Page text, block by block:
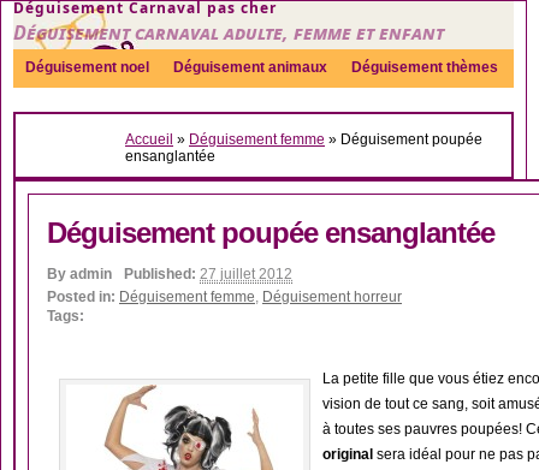
Déguisement Carnaval pas cher
Déguisement carnaval adulte, femme et enfant
Déguisement noel Déguisement animaux Déguisement thèmes
Sexy Déguisement couple Déguisements par genre Idées
Accueil » Déguisement femme » Déguisement poupée
ensanglantée
Déguisement poupée ensanglantée
By admin Published: 27 juillet 2012
Posted in: Déguisement femme, Déguisement horreur
Tags:
La petite fille que vous étiez
vision de tout ce sang, soit
à toutes ses pauvres poupées!
original sera idéal pour ne pas